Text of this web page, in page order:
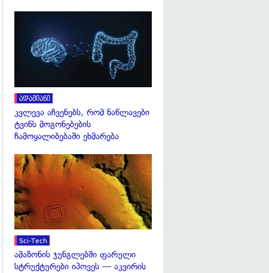
ადამიანი
კვლევა აჩვენებს, რომ ნაწლავები
ტვინს მოგონებების
ჩამოყალიბებაში ეხმარება
Sci-Tech
ამაზონის ჯუნგლებში ფარული
სტრუქტურები იპოვეს — აკვირის